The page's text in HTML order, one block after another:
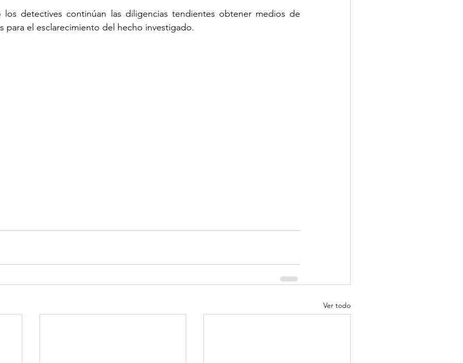
los detectives continúan las diligencias tendientes obtener medios de
para el esclarecimiento del hecho investigado.
Ver todo